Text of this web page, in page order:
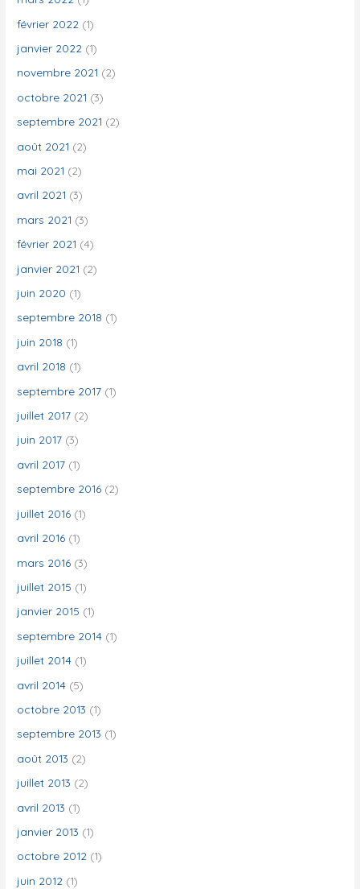
février 2022 (1)
janvier 2022 (1)
novembre 2021 (2)
octobre 2021 (3)
septembre 2021 (2)
août 2021 (2)
mai 2021 (2)
avril 2021 (3)
mars 2021 (3)
février 2021 (4)
janvier 2021 (2)
juin 2020 (1)
septembre 2018 (1)
juin 2018 (1)
avril 2018 (1)
septembre 2017 (1)
juillet 2017 (2)
juin 2017 (3)
avril 2017 (1)
septembre 2016 (2)
juillet 2016 (1)
avril 2016 (1)
mars 2016 (3)
juillet 2015 (1)
janvier 2015 (1)
septembre 2014 (1)
juillet 2014 (1)
avril 2014 (5)
octobre 2013 (1)
septembre 2013 (1)
août 2013 (2)
juillet 2013 (2)
avril 2013 (1)
janvier 2013 (1)
octobre 2012 (1)
juin 2012 (1)